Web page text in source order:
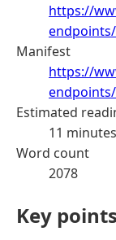
https://
Manifest
https://
Estimated
11
Word count
2078
Key points